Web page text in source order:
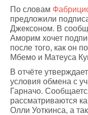
По словам
предложили
Джексоном. В
Аморим хочет
после того, как он
Мбемо и Матеуса
В отчёте
условия обмена с
Гарначо.
рассматриваются
Олли Уоткинса, а